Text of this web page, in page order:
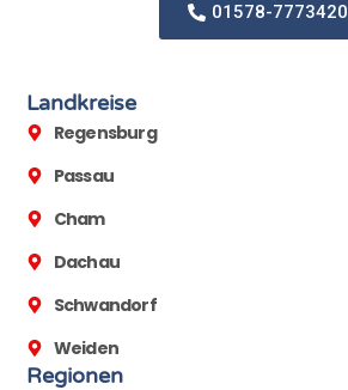
01578-7773420
Landkreise
Regensburg
Passau
Cham
Dachau
Schwandorf
Weiden
Regionen